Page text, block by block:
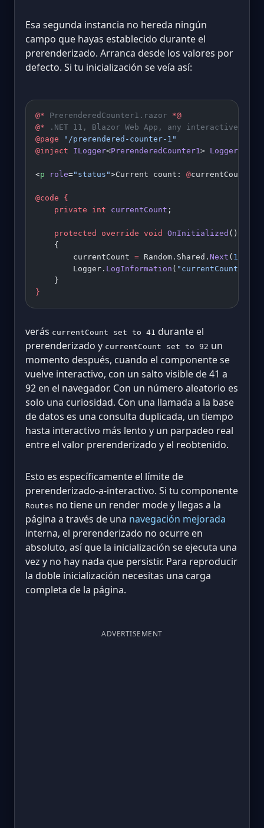
Esa segunda instancia no hereda ningún
campo que hayas establecido durante el
prerenderizado. Arranca desde los valores por
defecto. Si tu inicialización se veía así:
@* PrerenderedCounter1.razor *@
@* .NET 11, Blazor Web App, any interactive
@page "/prerendered-counter-1"
@inject ILogger<PrerenderedCounter1 > Logger
<p role="status">Current count: @currentCount</
@code {
    private
int currentCount ;
    protected
override void OnInitialized ()
    {
        currentCount
= Random.Shared. Next ( 100
        Logger.
LogInformation ( "currentCount set
    }
}
verás currentCount set to 41 durante el
prerenderizado y currentCount set to 92 un
momento después, cuando el componente se
vuelve interactivo, con un salto visible de 41 a
92 en el navegador. Con un número aleatorio es
solo una curiosidad. Con una llamada a la base
de datos es una consulta duplicada, un tiempo
hasta interactivo más lento y un parpadeo real
entre el valor prerenderizado y el reobtenido.
Esto es específicamente el límite de
prerenderizado-a-interactivo. Si tu componente
Routes no tiene un render mode y llegas a la
página a través de una navegación mejorada
interna, el prerenderizado no ocurre en
absoluto, así que la inicialización se ejecuta una
vez y no hay nada que persistir. Para reproducir
la doble inicialización necesitas una carga
completa de la página.
ADVERTISEMENT